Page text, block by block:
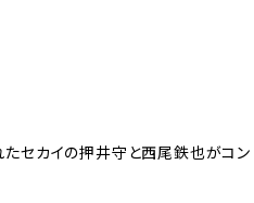
たセカイの押井守と西尾鉄也がコン